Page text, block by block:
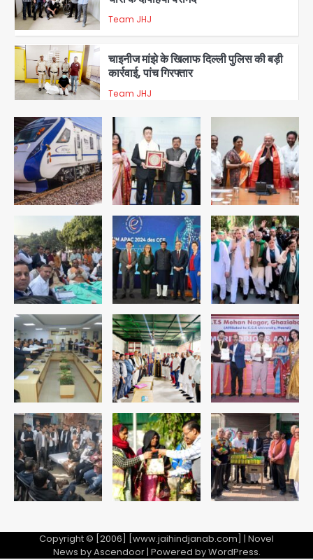
3
Team JHJ
चाइनीज मांझे के खिलाफ दिल्ली पुलिस की बड़ी
कार्रवाई, पांच गिरफ्तार
Team JHJ
5
चोरी के मोबाइल से बैंक खाते खाली करने वाला
अंतरराज्यीय साइबर गिरोह पकड़ा, 9 गिरफ्तार
Team JHJ
Copyright © [2006] [www.jaihindjanab.com] | Novel
News byAscendoor| Powered byWordPress.